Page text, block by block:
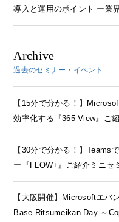
導入と運用のポイント ー業
Archive
過去のセミナー・イベント
【15分で分かる！】
効率化する『365 View』ご
【30分で分かる！】Teams
ー『FLOW+』ご紹介ミニセ
【大阪開催】Microsoftエバ
Base Ritsumeikan Day ～